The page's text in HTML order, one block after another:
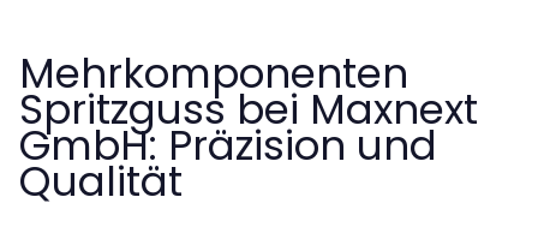
Mehrkomponenten
Spritzguss bei Maxnext
GmbH: Präzision und
Qualität